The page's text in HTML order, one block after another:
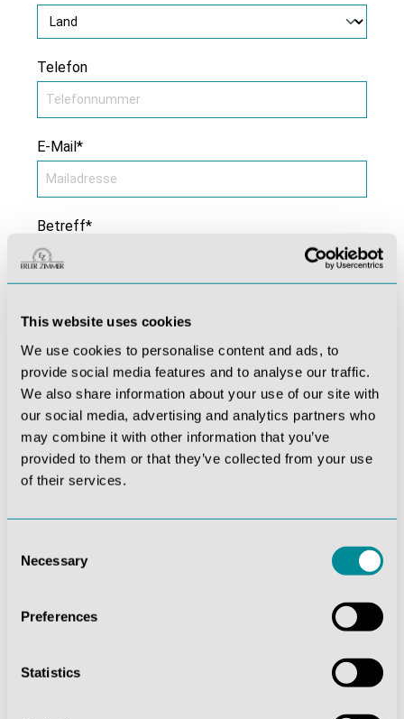
This website uses cookies
We use cookies to personalise content and ads, to
provide social media features and to analyse our traffic.
We also share information about your use of our site with
our social media, advertising and analytics partners who
may combine it with other information that you’ve
provided to them or that they’ve collected from your use
of their services.
Selection
Necessary
Preferences
Statistics
Telefon
E-Mail*
Betreff*
Die mit einem Stern (*) markierten Felder sind
Nutzungsbedingungen
Ich habe die
gelesen und bin mit
Absenden